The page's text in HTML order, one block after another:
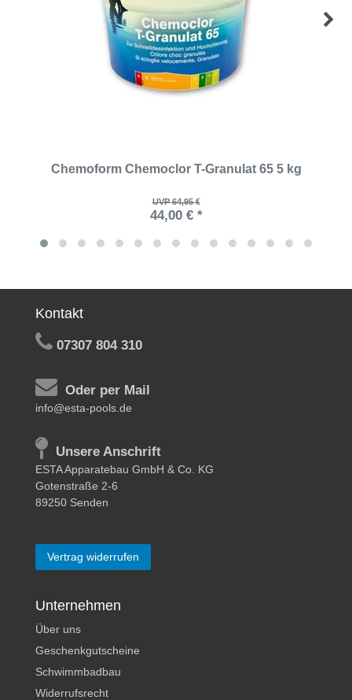
Chemoform Chemoclor T-Granulat 65 5 kg
UVP 64,95 €
44,00 € *
Kontakt
07307 804 310
Oder per Mail
info@esta-pools.de
Unsere Anschrift
ESTA Apparatebau GmbH & Co. KG
Gotenstraße 2-6
89250 Senden
Vertrag widerrufen
Unternehmen
Über uns
Geschenkgutscheine
Schwimmbadbau
Widerrufsrecht